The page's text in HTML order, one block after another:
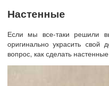
Настенные
Если мы все-таки решили
оригинально украсить свой
вопрос, как сделать